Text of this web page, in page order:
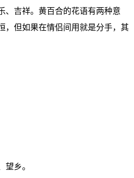
、吉祥。黄百合的花语有两种意
，但如果在情侣间用就是分手，其
望乡。